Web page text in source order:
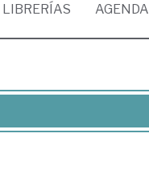
LIBRERÍAS AGENDA